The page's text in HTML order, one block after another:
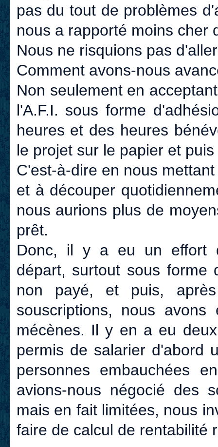
pas du tout de problèmes
nous a rapporté moins cher
Nous ne risquions pas
Comment avons-nous
Non seulement en
l'A.F.I. sous forme
heures et des heures
le projet sur le papier et
C'est-à-dire en nous
et à découper
nous aurions plus de
prêt.
Donc, il y a eu un effort
départ, surtout sous forme
non payé, et puis,
souscriptions, nous
mécènes. Il y en a eu
permis de salarier d'abord
personnes embauchées
avions-nous négocié des
mais en fait limitées, nous
faire de calcul de rentabilité